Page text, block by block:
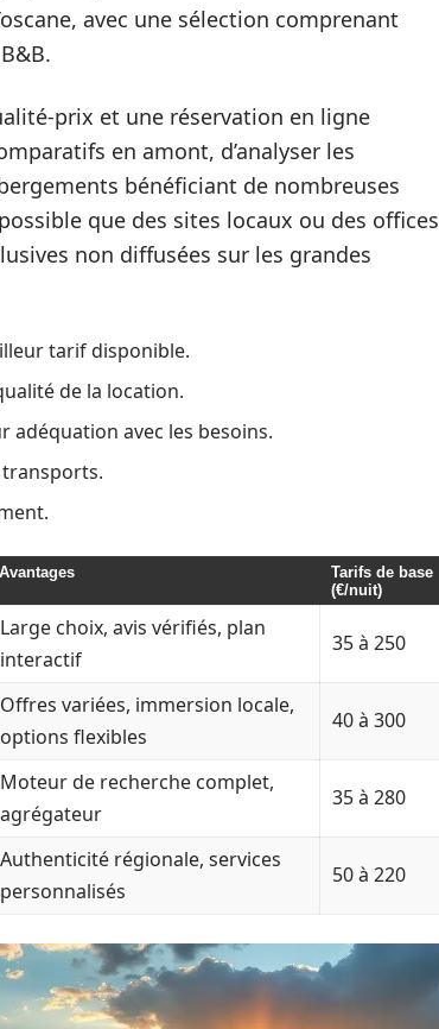
avec une sélection comprenant
prix et une réservation en ligne
en amont, d’analyser les
bénéficiant de nombreuses
que des sites locaux ou des offices
non diffusées sur les grandes
tarif disponible.
de la location.
adéquation avec les besoins.
Avantages
Tarifs de base
(€/nuit)
Large choix, avis vérifiés, plan
interactif
35 à 250
Offres variées, immersion locale,
options flexibles
40 à 300
Moteur de recherche complet,
agrégateur
35 à 280
Authenticité régionale, services
personnalisés
50 à 220